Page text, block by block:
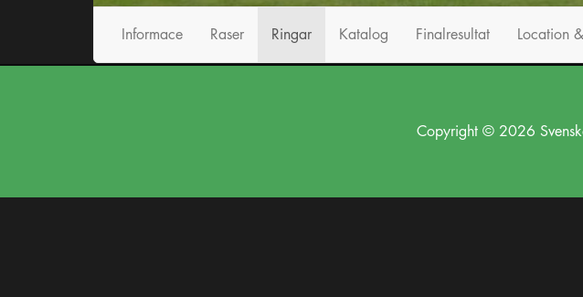
Informace Raser Ringar Katalog Finalresultat Location
Copyright © 2026